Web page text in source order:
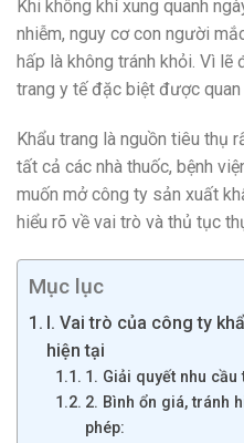
Khi không khí xung quanh
nhiễm, nguy cơ con người
hấp là không tránh khỏi. Vì lẽ
trang y tế đặc biệt được quan
Khẩu trang là nguồn tiêu thụ
tất cả các nhà thuốc, bệnh
muốn mở công ty sản xuất
hiểu rõ về vai trò và thủ tục
Mục lục
I. Vai trò của công ty
hiện tại
1. Giải quyết nhu cầu
2. Bình ổn giá, tránh
phép: